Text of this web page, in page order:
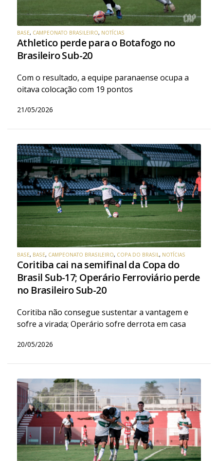
BASE, CAMPEONATO BRASILEIRO, NOTÍCIAS
Athletico perde para o Botafogo no
Brasileiro Sub-20
Com o resultado, a equipe paranaense ocupa a
oitava colocação com 19 pontos
21/05/2026
BASE, BASE, CAMPEONATO BRASILEIRO, COPA DO BRASIL , NOTÍCIAS
Coritiba cai na semifinal da Copa do
Brasil Sub-17; Operário Ferroviário perde
no Brasileiro Sub-20
Coritiba não consegue sustentar a vantagem e
sofre a virada; Operário sofre derrota em casa
20/05/2026